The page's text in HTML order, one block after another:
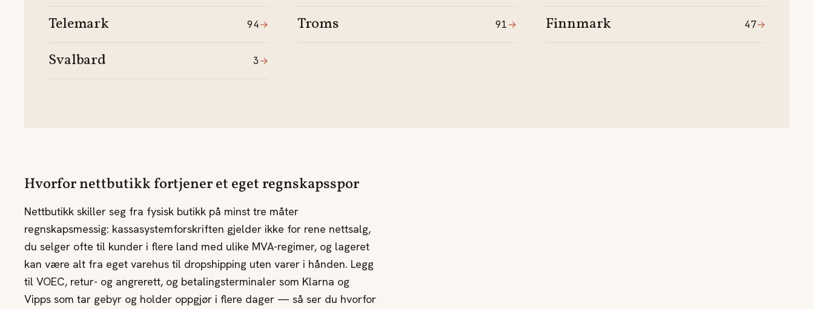
Telemark 94→ Troms 91→ Finnmark 47→
Svalbard 3→
Hvorfor nettbutikk fortjener et eget regnskapsspor
Nettbutikk skiller seg fra fysisk butikk på minst tre måter
regnskapsmessig: kassasystemforskriften gjelder ikke for rene nettsalg,
du selger ofte til kunder i flere land med ulike MVA-regimer, og lageret
kan være alt fra eget varehus til dropshipping uten varer i hånden. Legg
til VOEC, retur- og angrerett, og betalingsterminaler som Klarna og
Vipps som tar gebyr og holder oppgjør i flere dager — så ser du hvorfor